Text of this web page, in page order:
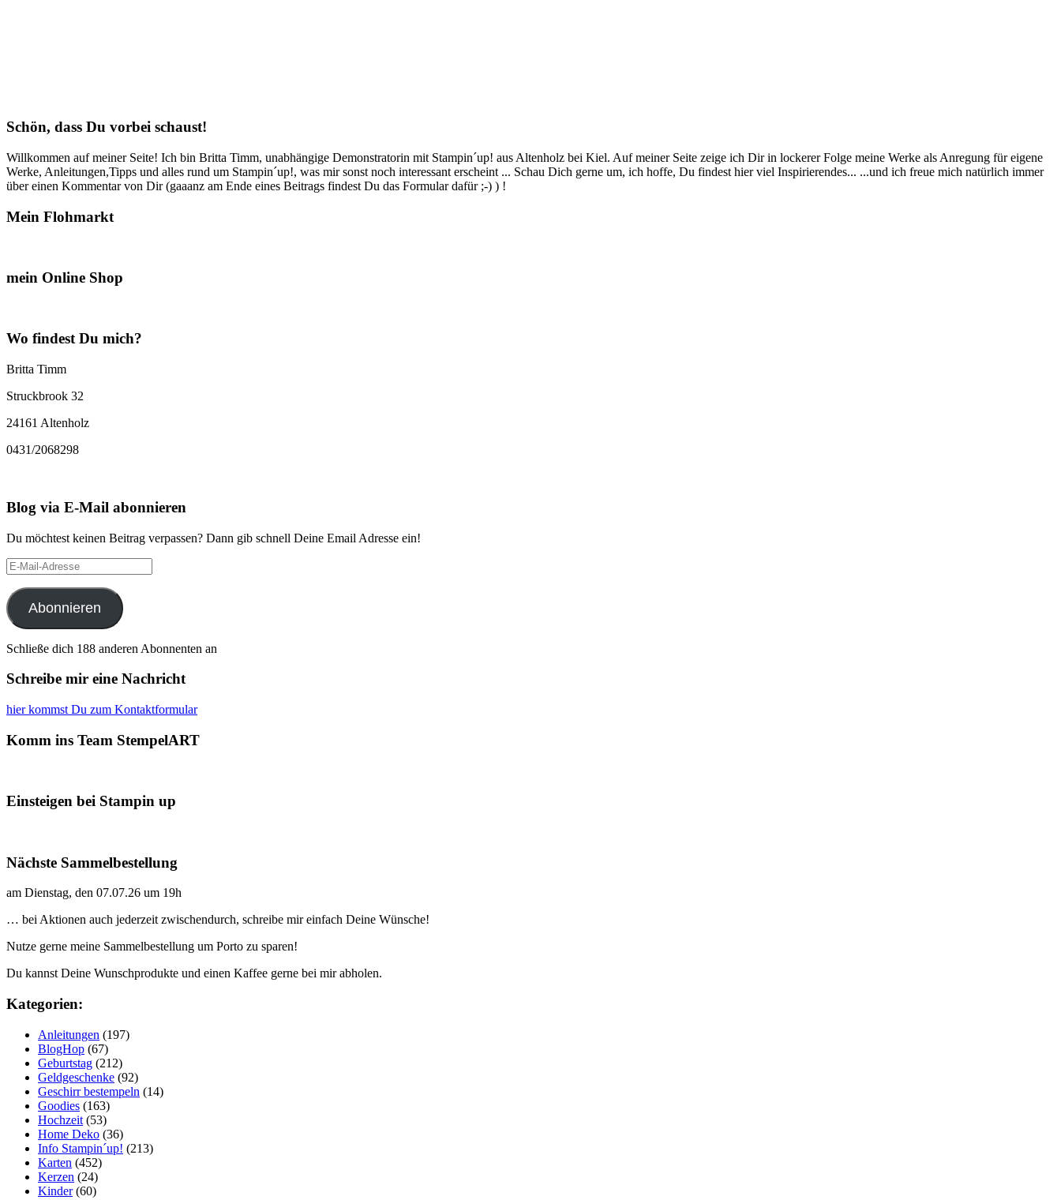
Schön, dass Du vorbei schaust!
Willkommen auf meiner Seite! Ich bin Britta Timm, unabhängige Demonstratorin mit Stampin´up! aus Altenholz bei Kiel. Auf meiner Seite zeige ich Dir in lockerer Folge meine Werke als Anregung für eigene
Werke, Anleitungen,Tipps und alles rund um Stampin´up!, was mir sonst noch interessant erscheint ... Schau Dich gerne um, ich hoffe, Du findest hier viel Inspirierendes... ...und ich freue mich natürlich immer
über einen Kommentar von Dir (gaaanz am Ende eines Beitrags findest Du das Formular dafür ;-) ) !
Mein Flohmarkt
mein Online Shop
Wo findest Du mich?
Britta Timm
Struckbrook 32
24161 Altenholz
0431/2068298
Blog via E-Mail abonnieren
Du möchtest keinen Beitrag verpassen? Dann gib schnell Deine Email Adresse ein!
E-
Mail-
Adresse
Abonnieren
Schließe dich 188 anderen Abonnenten an
Schreibe mir eine Nachricht
hier kommst Du zum Kontaktformular
Komm ins Team StempelART
Einsteigen bei Stampin up
Nächste Sammelbestellung
am Dienstag, den 07.07.26 um 19h
… bei Aktionen auch jederzeit zwischendurch, schreibe mir einfach Deine Wünsche!
Nutze gerne meine Sammelbestellung um Porto zu sparen!
Du kannst Deine Wunschprodukte und einen Kaffee gerne bei mir abholen.
Kategorien:
Anleitungen (197)
BlogHop (67)
Geburtstag (212)
Geldgeschenke (92)
Geschirr bestempeln (14)
Goodies (163)
Hochzeit (53)
Home Deko (36)
Info Stampin´up! (213)
Karten (452)
Kerzen (24)
Kinder(60)